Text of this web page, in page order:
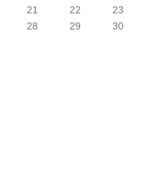
21 22
23
28 29
30